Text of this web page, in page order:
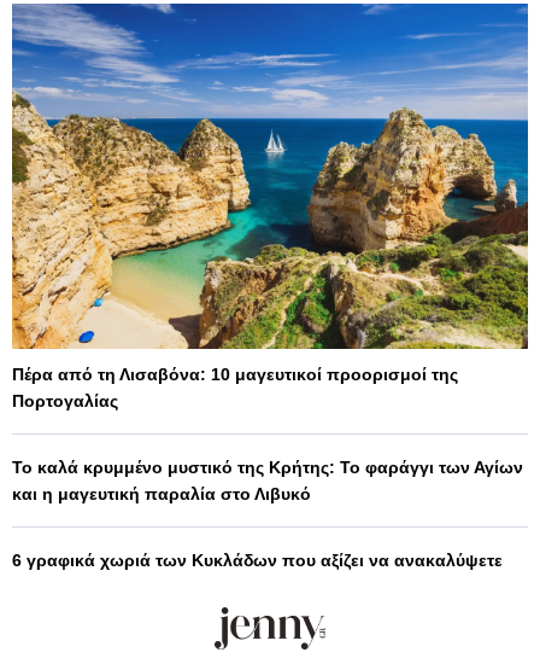
Πέρα από τη Λισαβόνα: 10 μαγευτικοί προορισμοί της
Πορτογαλίας
Το καλά κρυμμένο μυστικό της Κρήτης: Το φαράγγι των Αγίων
και η μαγευτική παραλία στο Λιβυκό
6 γραφικά χωριά των Κυκλάδων που αξίζει να ανακαλύψετε